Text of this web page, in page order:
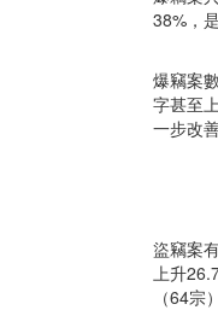
38%，
爆竊案
字甚至
一步改
盜竊案
上升
（64